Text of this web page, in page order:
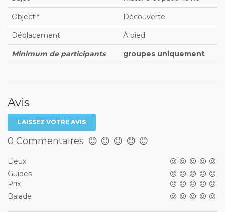
Objectif Découverte
Déplacement À pied
Minimum de participants groupes uniquement
Avis
LAISSEZ VOTRE AVIS
0 Commentaires
Lieux
Guides
Prix
Balade